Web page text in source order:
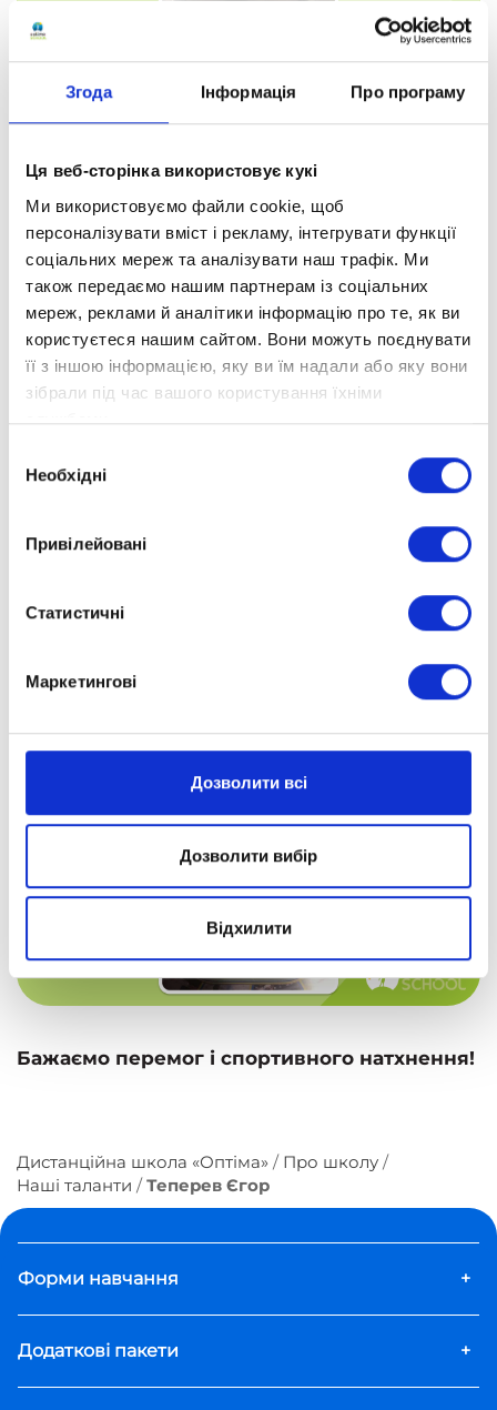
Згода Інформація Про програму
Ця веб-сторінка використовує кукі
Ми використовуємо файли cookie, щоб
персоналізувати вміст і рекламу, інтегрувати функції
соціальних мереж та аналізувати наш трафік. Ми
також передаємо нашим партнерам із соціальних
мереж, реклами й аналітики інформацію про те, як ви
користуєтеся нашим сайтом. Вони можуть поєднувати
її з іншою інформацією, яку ви їм надали або яку вони
зібрали під час вашого користування їхніми
службами.
згоди
Необхідні
Привілейовані
Статистичні
Маркетингові
Дозволити всі
Дозволити вибір
Відхилити
В дистанційній школі "Оптіма" учні
планують свій робочий день у залежності
від потреби: коли на уроки, а коли на
тренування.
Пишаємося нашим учнем!
Бажаємо перемог і спортивного натхнення!
Дистанційна школа «Оптіма»
Про школу
Наші таланти
Теперев Єгор
Форми навчання +
Додаткові пакети +